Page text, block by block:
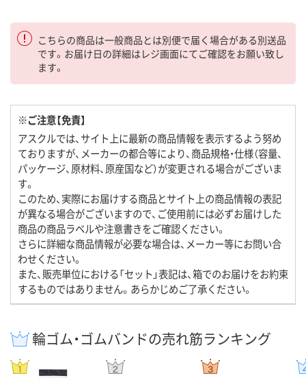
こちらの商品は一般商品とは別便で届く場合がある別送品
です。お届け日の詳細はレジ画面にてご確認をお願い致し
ます。
※ご注意【免責】
アスクルでは、サイト上に最新の商品情報を表示するよう努め
ておりますが、メーカーの都合等により、商品規格・仕様（容量、
パッケージ、原材料、原産国など）が変更される場合がございま
す。
このため、実際にお届けする商品とサイト上の商品情報の表記
が異なる場合がございますので、ご使用前には必ずお届けした
商品の商品ラベルや注意書きをご確認ください。
さらに詳細な商品情報が必要な場合は、メーカー等にお問い合
わせください。
また、販売単位における「セット」表記は、箱でのお届けをお約束
するものではありません。あらかじめご了承ください。
輪ゴム・ゴムバンドの売れ筋ランキング